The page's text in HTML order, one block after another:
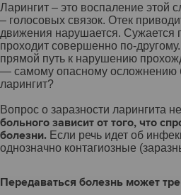
Ларингит – это воспаление этой
– голосовых связок. Отек
движения нарушается. Сужается
проходит совершенно по-
прямой путь к нарушению
— самому опасному осложнению
ларингит?
Вопрос о заразности ларингита
больного зависит от того, что
болезни. Если речь идет об
однозначно контагиозные
Передаваться болезнь может